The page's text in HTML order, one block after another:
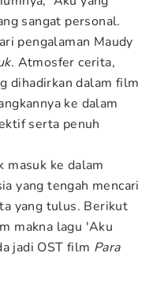
sangat personal.
pengalaman Maudy
. Atmosfer cerita,
dihadirkan dalam film
ke dalam
serta penuh
masuk ke dalam
yang tengah mencari
yang tulus. Berikut
makna lagu 'Aku
jadi OST film Para